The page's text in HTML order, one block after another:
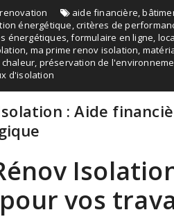
aide financière,
énergétique,critères de
énergétiques,formulaire en ligne,
, ma prime renov isolation,
, préservation de
d'isolation
: Aide
vos